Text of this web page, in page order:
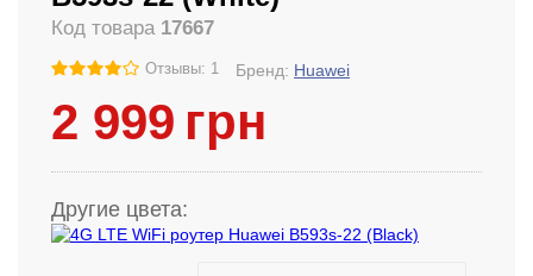
Код товара 17667
Отзывы: 1 Бренд: Huawei
2 999 грн
Другие цвета: